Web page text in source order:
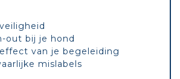
out bij je hond
van je begeleiding
mislabels